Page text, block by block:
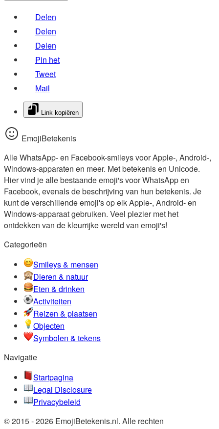
Delen
Delen
Delen
Pin het
Tweet
Mail
Link kopiëren
EmojiBetekenis
Alle WhatsApp- en Facebook-smileys voor Apple-, Android-,
Windows-apparaten en meer. Met betekenis en Unicode.
Hier vind je alle bestaande emoji's voor WhatsApp en
Facebook, evenals de beschrijving van hun betekenis. Je
kunt de verschillende emoji's op elk Apple-, Android- en
Windows-apparaat gebruiken. Veel plezier met het
ontdekken van de kleurrijke wereld van emoji's!
Categorieën
Smileys & mensen
Dieren & natuur
Eten & drinken
Activiteiten
Reizen & plaatsen
Objecten
Symbolen & tekens
Navigatie
Startpagina
Legal Disclosure
Privacybeleid
© 2015 - 2026 EmojiBetekenis.nl. Alle rechten